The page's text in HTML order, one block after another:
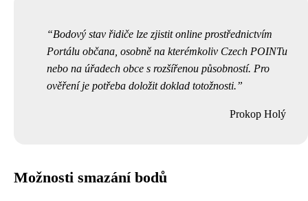
Bodový stav řidiče lze zjistit online prostřednictvím
Portálu občana, osobně na kterémkoliv Czech POINTu
nebo na úřadech obce s rozšířenou působností. Pro
ověření je potřeba doložit doklad totožnosti.
Prokop Holý
Možnosti smazání bodů